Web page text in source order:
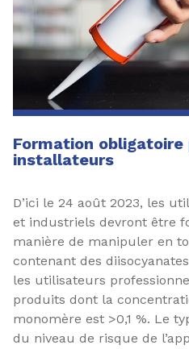
Formation obligatoire
installateurs
D’ici le 24 août 2023, les
et industriels devront être
manière de manipuler en
contenant des
les utilisateurs
produits dont la
monomère est >0,1 %. Le
du niveau de risque de